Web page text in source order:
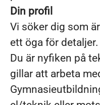
Din profil
Vi söker dig som
ett öga för detaljer.
Du är nyfiken på
gillar att arbeta